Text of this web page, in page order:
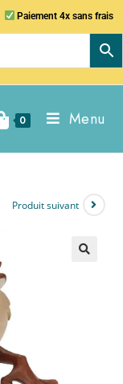
Paiement 4x sans frais
0 Menu
Produit suivant